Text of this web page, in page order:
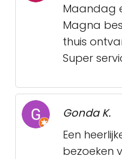
Maandag
Magna
thuis
Super
Gonda K.
Een
bezoeken